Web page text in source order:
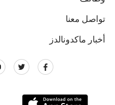
تواصل معنا
أخبار ماكدونالدز